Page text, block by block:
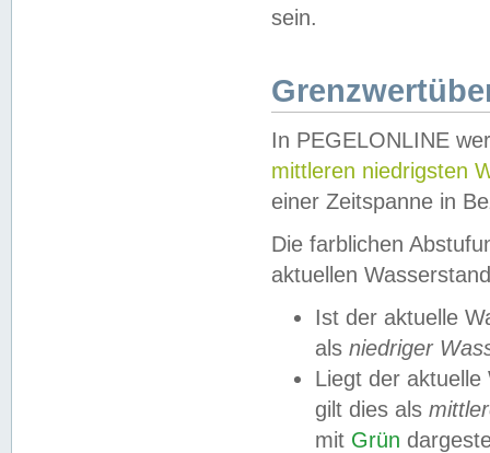
sein.
In PEGELONLINE
mittleren niedrigsten
einer Zeitspanne in
Die farblichen
aktuellen
Ist der aktuelle
als niedriger
Liegt der
gilt dies als
mit Grün